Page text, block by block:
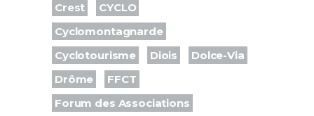
Crest
CYCLO
Cyclomontagnarde
Cyclotourisme
Diois
Dolce-Via
Drôme
FFCT
Forum des Associations